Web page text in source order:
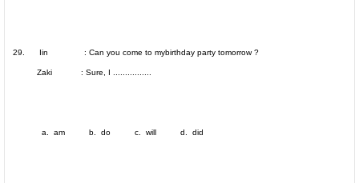
29. Iin : Can you come to mybirthday party tomorrow ?
Zaki : Sure, I ................
a. am b. do c. will d. did